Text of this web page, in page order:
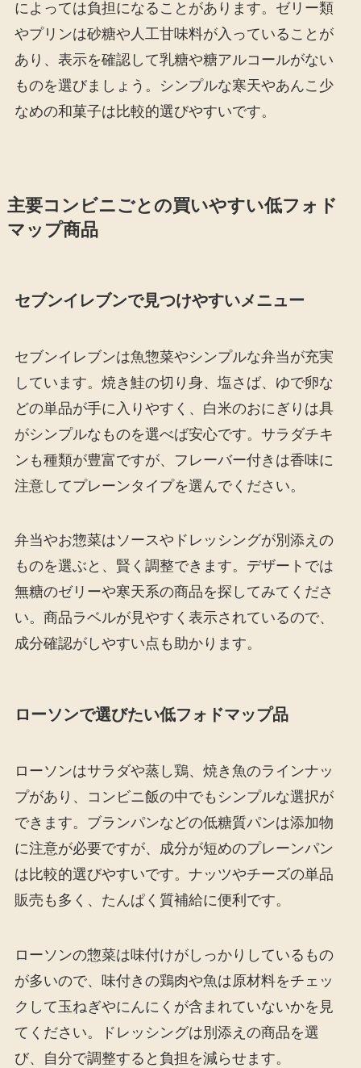
によっては負担になることがあります。ゼリー類
やプリンは砂糖や人工甘味料が入っていることが
あり、表示を確認して乳糖や糖アルコールがない
ものを選びましょう。シンプルな寒天やあんこ少
なめの和菓子は比較的選びやすいです。
主要コンビニごとの買いやすい低フォド
マップ商品
セブンイレブンで見つけやすいメニュー
セブンイレブンは魚惣菜やシンプルな弁当が充実
しています。焼き鮭の切り身、塩さば、ゆで卵な
どの単品が手に入りやすく、白米のおにぎりは具
がシンプルなものを選べば安心です。サラダチキ
ンも種類が豊富ですが、フレーバー付きは香味に
注意してプレーンタイプを選んでください。
弁当やお惣菜はソースやドレッシングが別添えの
ものを選ぶと、賢く調整できます。デザートでは
無糖のゼリーや寒天系の商品を探してみてくださ
い。商品ラベルが見やすく表示されているので、
成分確認がしやすい点も助かります。
ローソンで選びたい低フォドマップ品
ローソンはサラダや蒸し鶏、焼き魚のラインナッ
プがあり、コンビニ飯の中でもシンプルな選択が
できます。ブランパンなどの低糖質パンは添加物
に注意が必要ですが、成分が短めのプレーンパン
は比較的選びやすいです。ナッツやチーズの単品
販売も多く、たんぱく質補給に便利です。
ローソンの惣菜は味付けがしっかりしているもの
が多いので、味付きの鶏肉や魚は原材料をチェッ
クして玉ねぎやにんにくが含まれていないかを見
てください。ドレッシングは別添えの商品を選
び、自分で調整すると負担を減らせます。